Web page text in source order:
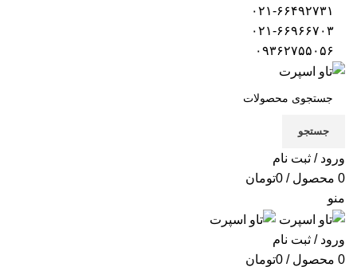
جستجو
ورود / ثبت نام
0 محصول / تومان0
منو
ورود / ثبت نام
0 محصول / تومان0